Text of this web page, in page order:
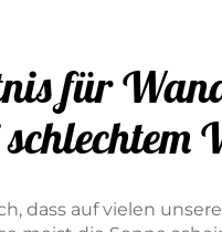
für
dass auf vielen